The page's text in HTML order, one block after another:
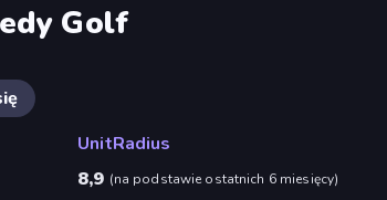
Golf
UnitRadius
8,9 (na podstawie ostatnich 6 miesięcy)